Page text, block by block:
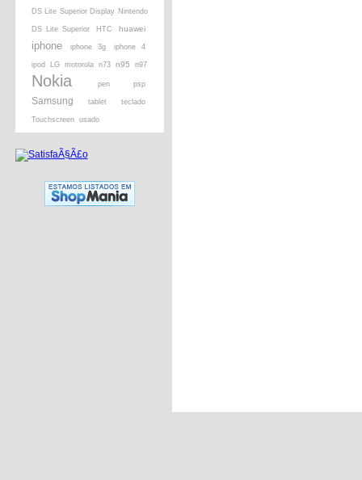
DS Lite Superior Display Nintendo
DS Lite Superior HTC huawei
iphone iphone 3g iphone 4
ipod LG motorola n73 n95 n97
Nokia pen psp
Samsung tablet teclado
Touchscreen usado